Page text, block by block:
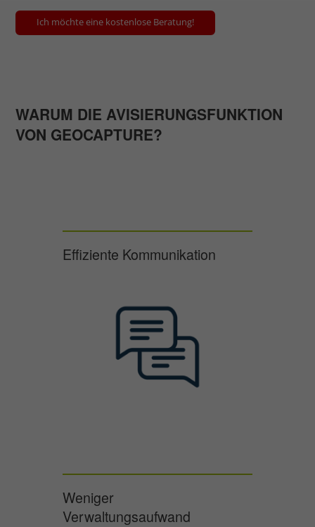
Ich möchte eine kostenlose Beratung!
WARUM DIE AVISIERUNGSFUNKTION
VON GEOCAPTURE?
Effiziente Kommunikation
Weniger
Verwaltungsaufwand